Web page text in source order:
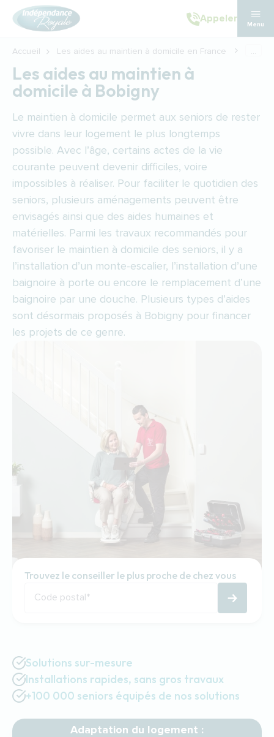
Aller au contenu principal
Appeler
Menu
Accueil Les aides au maintien à domicile en France ...
Les aides au maintien à
domicile à Bobigny
Le maintien à domicile permet aux seniors de rester
vivre dans leur logement le plus longtemps
possible. Avec l’âge, certains actes de la vie
courante peuvent devenir difficiles, voire
impossibles à réaliser. Pour faciliter le quotidien des
seniors, plusieurs aménagements peuvent être
envisagés ainsi que des aides humaines et
matérielles. Parmi les travaux recommandés pour
favoriser le maintien à domicile des seniors, il y a
l’installation d’un monte-escalier, l’installation d’une
baignoire à porte ou encore le remplacement d’une
baignoire par une douche. Plusieurs types d’aides
sont désormais proposés à Bobigny pour financer
les projets de ce genre.
Trouvez le conseiller le plus proche de chez vous
Code postal*
Solutions sur-mesure
Installations rapides, sans gros travaux
+100 000 seniors équipés de nos solutions
Adaptation du logement :